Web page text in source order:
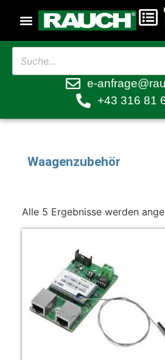
e-
+43 316 81
Waagenzubehör
Alle 5 Ergebnisse werden